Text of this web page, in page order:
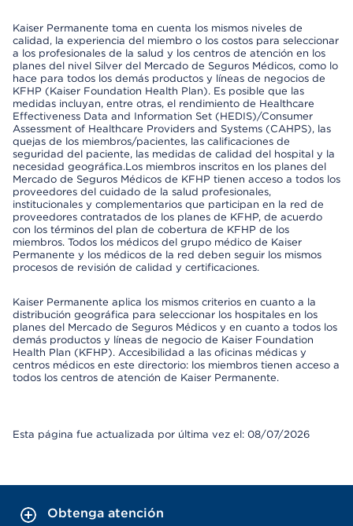
Kaiser Permanente toma en cuenta los mismos niveles de
calidad, la experiencia del miembro o los costos para seleccionar
a los profesionales de la salud y los centros de atención en los
planes del nivel Silver del Mercado de Seguros Médicos, como lo
hace para todos los demás productos y líneas de negocios de
KFHP (Kaiser Foundation Health Plan). Es posible que las
medidas incluyan, entre otras, el rendimiento de Healthcare
Effectiveness Data and Information Set (HEDIS)/Consumer
Assessment of Healthcare Providers and Systems (CAHPS), las
quejas de los miembros/pacientes, las calificaciones de
seguridad del paciente, las medidas de calidad del hospital y la
necesidad geográfica.Los miembros inscritos en los planes del
Mercado de Seguros Médicos de KFHP tienen acceso a todos los
proveedores del cuidado de la salud profesionales,
institucionales y complementarios que participan en la red de
proveedores contratados de los planes de KFHP, de acuerdo
con los términos del plan de cobertura de KFHP de los
miembros. Todos los médicos del grupo médico de Kaiser
Permanente y los médicos de la red deben seguir los mismos
procesos de revisión de calidad y certificaciones.
Kaiser Permanente aplica los mismos criterios en cuanto a la
distribución geográfica para seleccionar los hospitales en los
planes del Mercado de Seguros Médicos y en cuanto a todos los
demás productos y líneas de negocio de Kaiser Foundation
Health Plan (KFHP). Accesibilidad a las oficinas médicas y
centros médicos en este directorio: los miembros tienen acceso a
todos los centros de atención de Kaiser Permanente.
Esta página fue actualizada por última vez el: 08/07/2026
Obtenga atención